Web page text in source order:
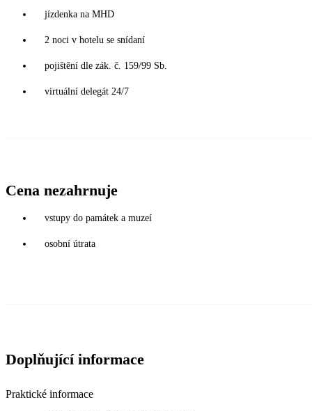
jízdenka na MHD
2 noci v hotelu se snídaní
pojištění dle zák. č. 159/99 Sb.
virtuální delegát 24/7
Cena nezahrnuje
vstupy do památek a muzeí
osobní útrata
Doplňující informace
Praktické informace